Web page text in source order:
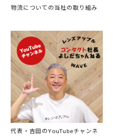
物流についての当社の取り組み
代表・吉田のYouTubeチャンネ